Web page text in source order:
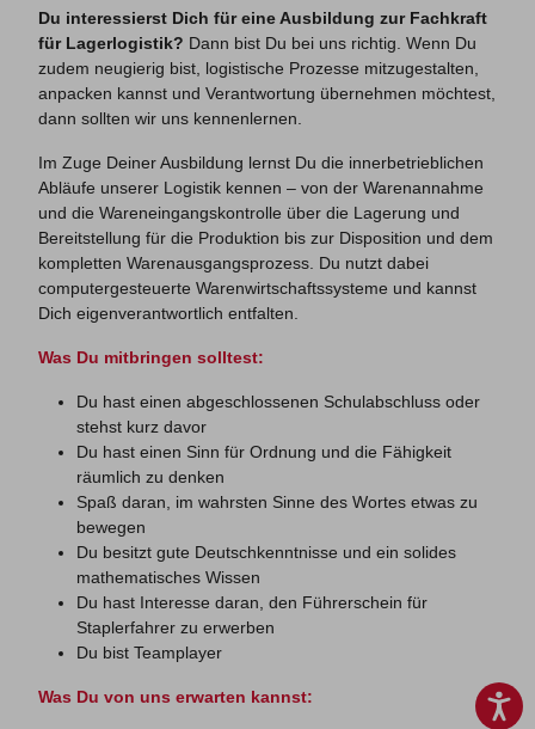
Du interessierst Dich für eine Ausbildung zur Fachkraft
für Lagerlogistik? Dann bist Du bei uns richtig. Wenn Du
zudem neugierig bist, logistische Prozesse mitzugestalten,
anpacken kannst und Verantwortung übernehmen möchtest,
dann sollten wir uns kennenlernen.
Im Zuge Deiner Ausbildung lernst Du die innerbetrieblichen
Abläufe unserer Logistik kennen – von der Warenannahme
und die Wareneingangskontrolle über die Lagerung und
Bereitstellung für die Produktion bis zur Disposition und dem
kompletten Warenausgangsprozess. Du nutzt dabei
computergesteuerte Warenwirtschaftssysteme und kannst
Dich eigenverantwortlich entfalten.
Was Du mitbringen solltest:
Du hast einen abgeschlossenen Schulabschluss oder
stehst kurz davor
Du hast einen Sinn für Ordnung und die Fähigkeit
räumlich zu denken
Spaß daran, im wahrsten Sinne des Wortes etwas zu
bewegen
Du besitzt gute Deutschkenntnisse und ein solides
mathematisches Wissen
Du hast Interesse daran, den Führerschein für
Staplerfahrer zu erwerben
Du bist Teamplayer
Was Du von uns erwarten kannst: